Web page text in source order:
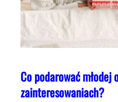
Co podarować młodej
zainteresowaniach?